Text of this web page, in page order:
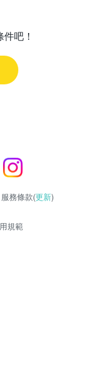
吧！
務條款(更新)
規範